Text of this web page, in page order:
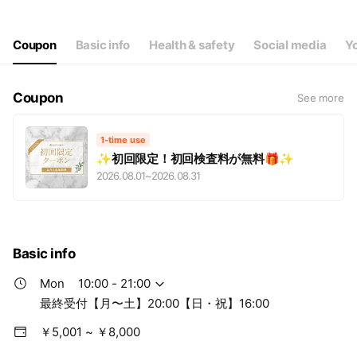
最終受付【月〜土】20:00【日・祝】16:00
Coupon Basic info Health & safety Social media
Coupon See more
1-time use
✨初回限定！初回検査料が無料🎁✨
2026.08.01~2026.08.31
Basic info
Mon
10:00 - 21:00
最終受付【月〜土】20:00【日・祝】16:00
￥5,001 ~ ￥8,000